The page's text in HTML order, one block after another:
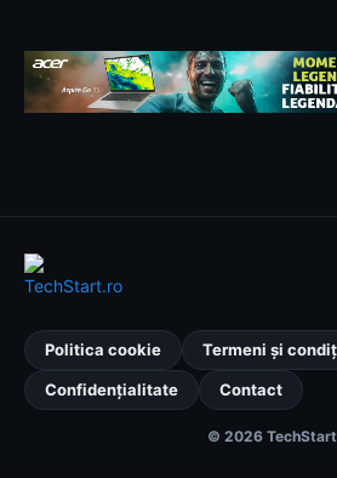
Politica cookie Termeni și
Confidențialitate Contact
© 2026 TechStart